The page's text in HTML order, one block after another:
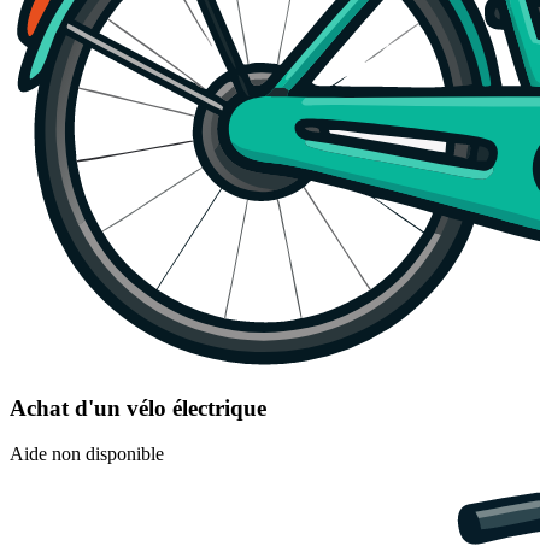
Achat d'un vélo électrique
Aide non disponible